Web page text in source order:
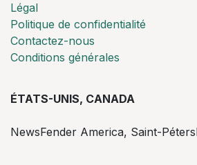
Légal
Politique de confidentialité
Contactez-nous
Conditions générales
ÉTATS-UNIS, CANADA
NewsFender America, Saint-